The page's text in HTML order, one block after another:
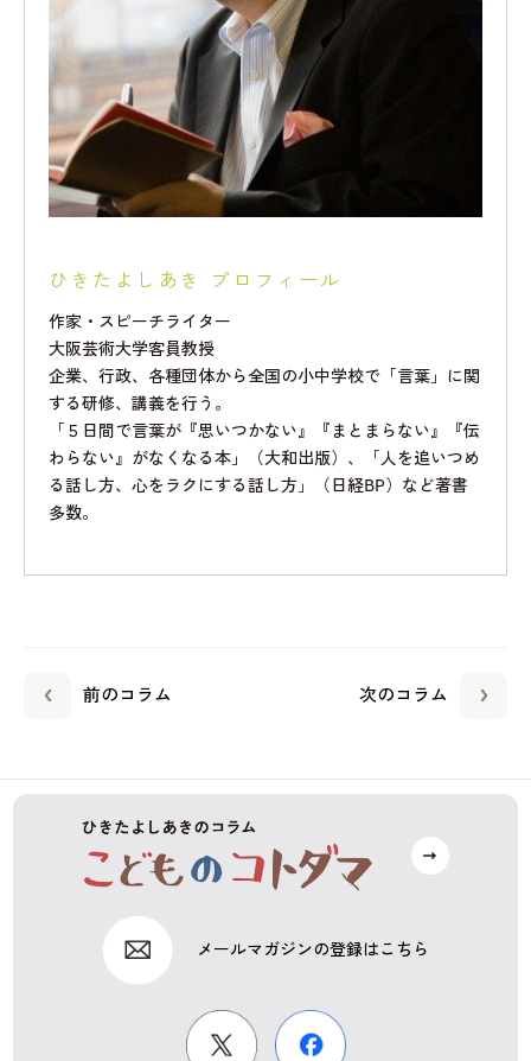
ひきたよしあき プロフィール
作家・スピーチライター
大阪芸術大学客員教授
企業、行政、各種団体から全国の小中学校で「言葉」に関
する研修、講義を行う。
「５日間で言葉が『思いつかない』『まとまらない』『伝
わらない』がなくなる本」（大和出版）、「人を追いつめ
る話し方、心をラクにする話し方」（日経BP）など著書
多数。
前のコラム 次のコラム
メールマガジンの登録はこちら